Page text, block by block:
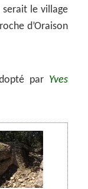
le village
d’Oraison
par Yves